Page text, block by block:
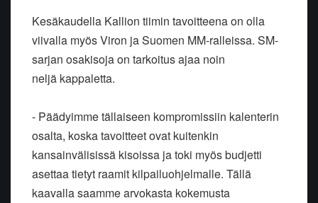
Kesäkaudella Kallion tiimin tavoitteena on olla
viivalla myös Viron jaSuomen MM-ralleissa. SM-
sarjan osakisoja on tarkoitus ajaa noin
neljä kappaletta.
- Päädyimme tällaiseen kompromissiin kalenterin
osalta, koska tavoitteetovat kuitenkin
kansainvälisissä kisoissa ja toki myös budjetti
asettaatietyt raamit kilpailuohjelmalle. Tällä
kaavalla saamme arvokasta kokemusta